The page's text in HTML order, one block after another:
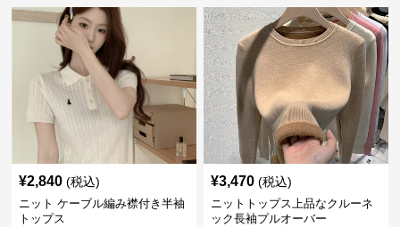
¥2,840 (税込)
ニット ケーブル編み襟付き半袖
トップス
¥3,470 (税込)
ニットトップス上品なクルーネ
ック長袖プルオーバー